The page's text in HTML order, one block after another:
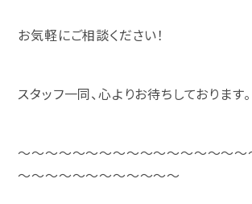
お気軽にご相談ください！
スタッフ一同、心よりお待ちしております。
～～～～～～～～～～～～～～～～
～～～～～～～～～～～～